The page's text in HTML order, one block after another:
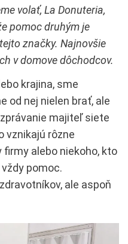
volať, La Donuteria,
pomoc druhým je
značky. Najnovšie
v domove dôchodcov.
krajina, sme
od nej nielen brať, ale
majiteľ siete
vznikajú rôzne
alebo niekoho, kto
pomoc.
ale aspoň